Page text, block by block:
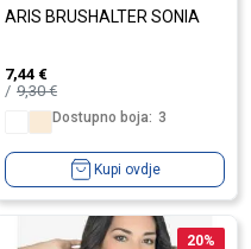
ARIS BRUSHALTER SONIA
7,44 €
9,30€
Dostupno boja: 3
Kupi ovdje
20%